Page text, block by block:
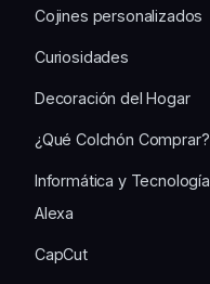
Cojines personalizados
Curiosidades
Decoración del Hogar
¿Qué Colchón Comprar?
Informática y Tecnología
Alexa
CapCut